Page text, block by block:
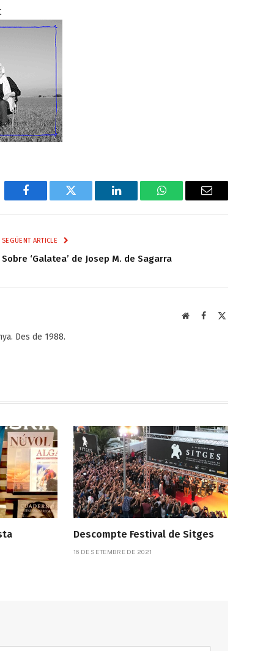
Facebook Twitter LinkedIn WhatsAppEmail
SEGÜENT ARTICLE
Sobre ‘Galatea’ de Josep M. de Sagarra
WebFacebook
Des de 1988.
Descompte Festival de Sitges
16 DE SETEMBRE DE 2021